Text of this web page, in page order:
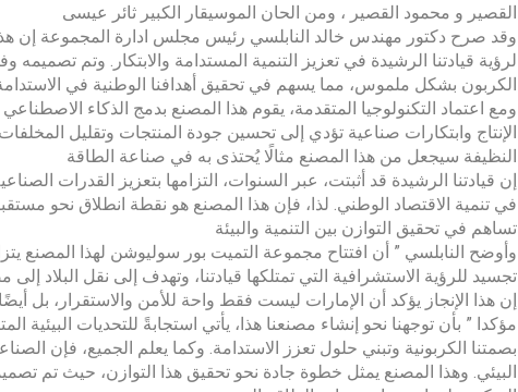
القصير و محمود القصير ، ومن الحان الموسيقار الكبير ثائر عيسى
وقد صرح دكتور مهندس خالد النابلسي رئيس مجلس ادارة المجموعة إن
لرؤية قيادتنا الرشيدة في تعزيز التنمية المستدامة والابتكار. وتم
الكربون بشكل ملموس، مما يسهم في تحقيق أهدافنا الوطنية في الاستدامة
ومع اعتماد التكنولوجيا المتقدمة، يقوم هذا المصنع بدمج الذكاء
الإنتاج وابتكارات صناعية تؤدي إلى تحسين جودة المنتجات وتقليل
النظيفة سيجعل من هذا المصنع مثالًا يُحتذى به في صناعة الطاقة
إن قيادتنا الرشيدة قد أثبتت، عبر السنوات، التزامها بتعزيز القدرات
في تنمية الاقتصاد الوطني. لذا، فإن هذا المصنع هو نقطة انطلاق نحو
تساهم في تحقيق التوازن بين التنمية والبيئة
وأوضح النابلسي ” أن افتتاح مجموعة التميت بور سوليوشن لهذا المصنع
تجسيد للرؤية الاستشرافية التي تمتلكها قيادتنا، وتهدف إلى نقل البلاد
إن هذا الإنجاز يؤكد أن الإمارات ليست فقط واحة للأمن والاستقرار، بل
مؤكدا ” بأن توجهنا نحو إنشاء مصنعنا هذا، يأتي استجابةً للتحديات
بصمتنا الكربونية وتبني حلول تعزز الاستدامة. وكما يعلم الجميع، فإن
البيئي. وهذا المصنع يمثل خطوة جادة نحو تحقيق هذا التوازن، حيث تم